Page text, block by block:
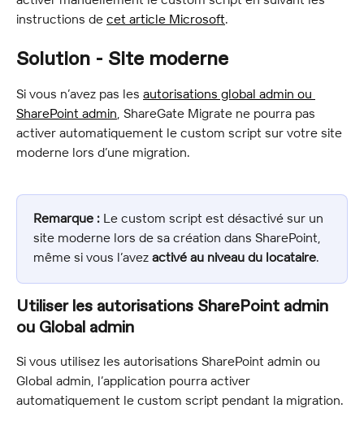
instructions de cet article Microsoft.
Solution - Site moderne
Si vous n’avez pas les autorisations global admin ou
SharePoint admin , ShareGate Migrate ne pourra pas
activer automatiquement le custom script sur votre site
moderne lors d’une migration.
Remarque : Le custom script est désactivé sur un
site moderne lors de sa création dans SharePoint,
même si vous l’avez activé au niveau du locataire.
Utiliser les autorisations SharePoint admin
ou Global admin
Si vous utilisez les autorisations SharePoint admin ou
Global admin, l’application pourra activer
automatiquement le custom script pendant la migration.